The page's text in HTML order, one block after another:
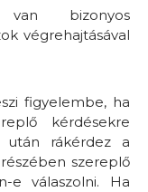
van bizonyos
végrehajtásával
figyelembe, ha
kérdésekre
után rákérdez a
szereplő
e válaszolni. Ha